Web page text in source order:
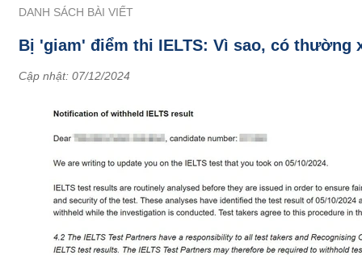
DANH SÁCH BÀI VIẾT
Bị 'giam' điểm thi IELTS: Vì sao, có thường
Cập nhật: 07/12/2024